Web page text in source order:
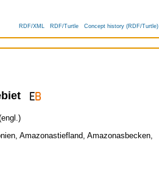
RDF/XML RDF/Turtle Concept history (RDF/Turtle)
, Amazonastiefland, Amazonasbecken,